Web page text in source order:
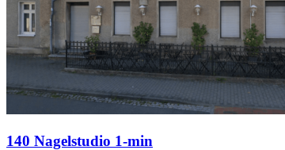
140 Nagelstudio 1-min